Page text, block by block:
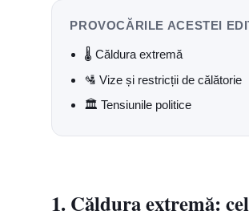
PROVOCĂRILE ACESTEI
🌡️ Căldura extremă
🛂 Vize și restricții de călătorie
🏛️ Tensiunile politice
1. Căldura extremă: